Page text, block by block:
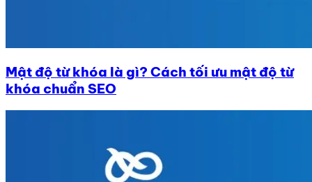
Mật độ từ khóa là gì? Cách tối ưu mật độ từ
khóa chuẩn SEO